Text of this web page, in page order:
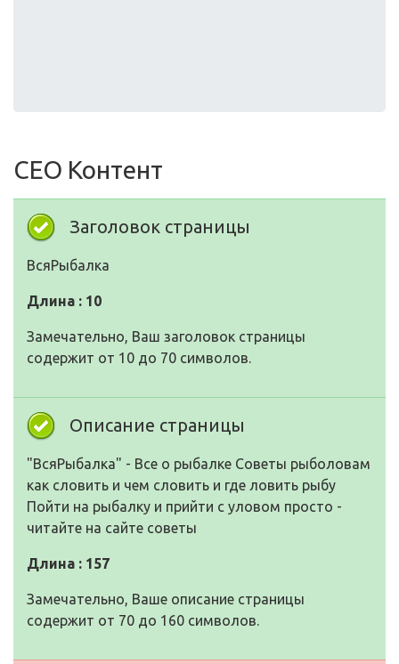
СЕО Контент
Заголовок страницы
ВсяРыбалка
Длина : 10
Замечательно, Ваш заголовок страницы
содержит от 10 до 70 символов.
Описание страницы
"ВсяРыбалка" - Все о рыбалке Советы рыболовам
как словить и чем словить и где ловить рыбу
Пойти на рыбалку и прийти с уловом просто -
читайте на сайте советы
Длина : 157
Замечательно, Ваше описание страницы
содержит от 70 до 160 символов.